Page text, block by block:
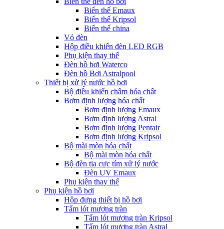
Biến thế Emaux
Biến thế Kripsol
Biến thế china
Vỏ đèn
Hộp điều khiển đèn LED RGB
Phụ kiện thay thế
Đèn hồ bơi Waterco
Đèn hồ Bơi Astralpool
Thiết bị xử lý nước hồ bơi
Bộ điều khiển châm hóa chất
Bơm định lượng hóa chất
Bơm định lượng Emaux
Bơm định lượng Astral
Bơm định lượng Pentair
Bơm định lượng Kripsol
Bộ mài mòn hóa chất
Bộ mài mòn hóa chất
Bộ đèn tia cực tím xử lý nước
Đèn UV Emaux
Phụ kiện thay thế
Phụ kiện hồ bơi
Hộp đựng thiết bị hồ bơi
Tấm lót mương tràn
Tấm lót mương tràn Kripsol
Tấm lót mương tràn Astral